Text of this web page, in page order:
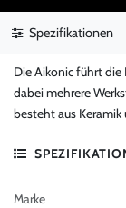
Spezifikationen
Die Aikonic führt
dabei mehrere
besteht aus
Marke